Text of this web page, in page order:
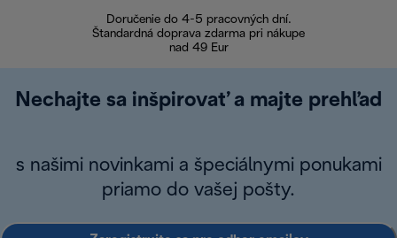
Doručenie do 4-5 pracovných dní.
Štandardná doprava zdarma pri nákupe
nad 49 Eur
Nechajte sa inšpirovať a majte prehľad
s našimi novinkami a špeciálnymi ponukami
priamo do vašej pošty.